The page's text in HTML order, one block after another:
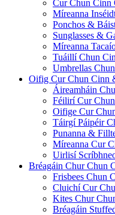
Cur Chun Cinn
Míreanna
Ponchos &
Sunglasses &
Míreanna
Tuáillí Chun
Umbrellas
Oifig Cur Chun Cinn
Áireamháin
Féilirí Cur
Oifige Cur
Táirgí Páipéir
Punanna &
Míreanna Cur
Uirlisí
Bréagáin Chur Chun
Frisbees Chun
Cluichí Cur
Kites Chur
Bréagáin